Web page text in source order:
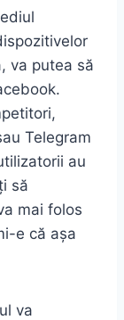
va putea să
Telegram
au
să
mai folos
e că așa
va